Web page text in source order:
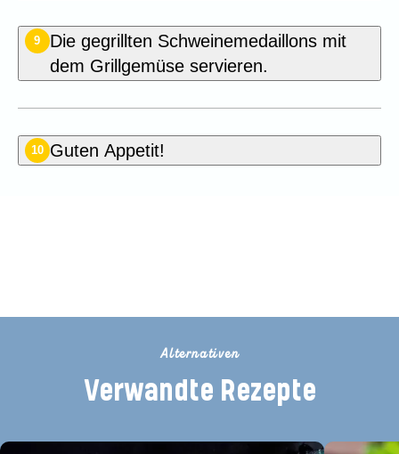
9
Die gegrillten Schweinemedaillons mit
dem Grillgemüse servieren.
10 Guten Appetit!
Alternativen
Verwandte Rezepte